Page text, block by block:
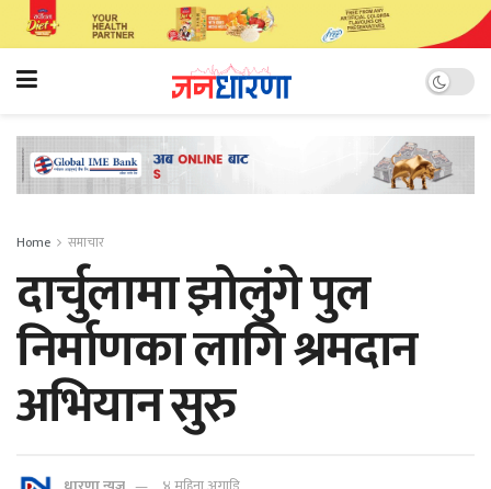
Home समाचार
दार्चुलामा झोलुंगे पुल
निर्माणका लागि श्रमदान
अभियान सुरु